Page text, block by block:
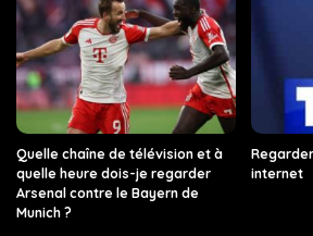
Quelle chaîne de télévision et à
quelle heure dois-je regarder
Arsenal contre le Bayern de
Munich ?
internet